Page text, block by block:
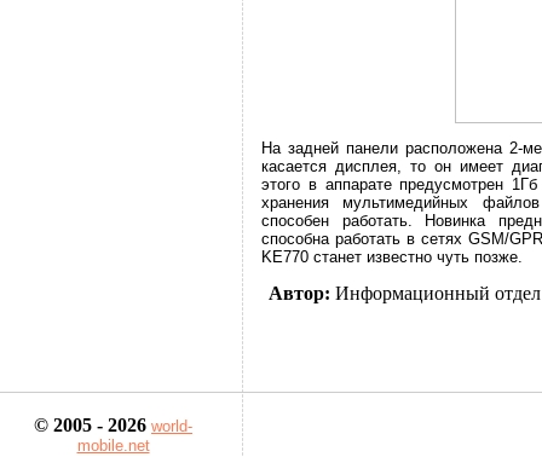
На задней панели расположена 2-
касается дисплея, то он имеет
этого в аппарате предусмотрен
хранения мультимедийных
способен работать. Новинка
способна работать в сетях GSM/
KE770 станет известно чуть позже.
Автор: Информационный отдел
© 2005 - 2026 world-
mobile.net